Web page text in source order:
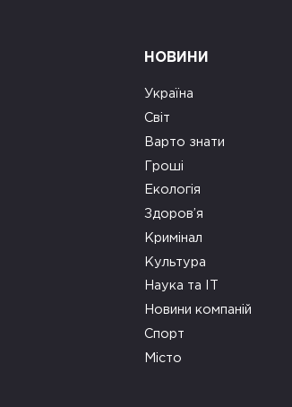
НОВИНИ
Україна
Світ
Варто знати
Гроші
Екологія
Здоров’я
Кримінал
Культура
Наука та ІТ
Новини компаній
Спорт
Місто